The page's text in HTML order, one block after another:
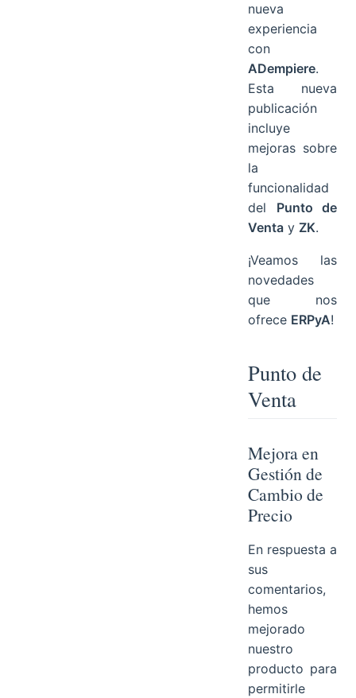
nueva
experiencia
con
ADempiere.
Esta nueva
publicación
incluye
mejoras sobre
la
funcionalidad
del Punto de
Venta y ZK.
¡Veamos las
novedades
que nos
ofrece ERPyA!
Punto de
Venta
Mejora en
Gestión de
Cambio de
Precio
En respuesta a
sus
comentarios,
hemos
mejorado
nuestro
producto para
permitirle